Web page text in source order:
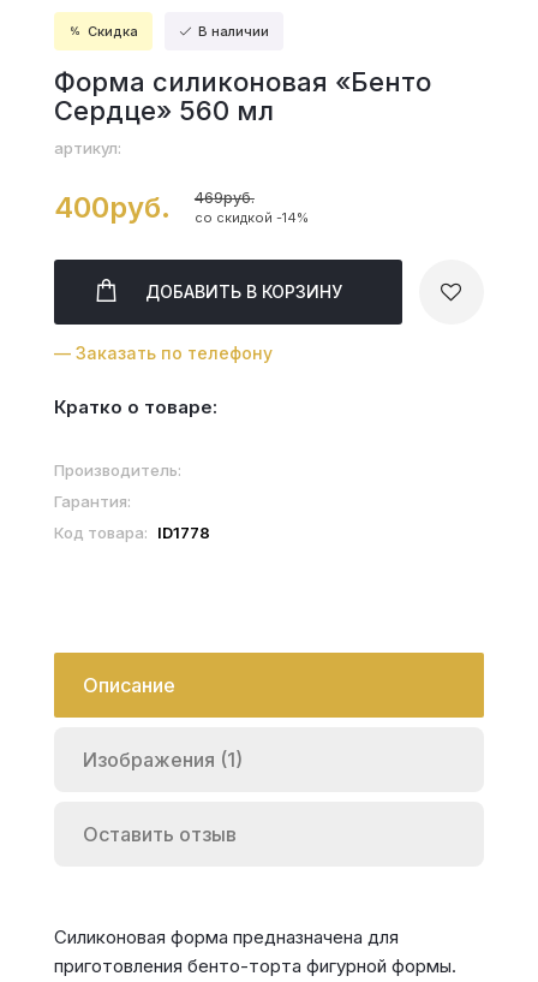
Скидка В наличии
Форма силиконовая «Бенто
Сердце» 560 мл
артикул:
400руб. 469руб.
со скидкой -14%
ДОБАВИТЬ В КОРЗИНУ
— Заказать по телефону
Кратко о товаре:
Производитель:
Гарантия:
Код товара:
ID1778
Описание
Изображения (1)
Оставить отзыв
Силиконовая форма предназначена для
приготовления бенто-торта фигурной формы.